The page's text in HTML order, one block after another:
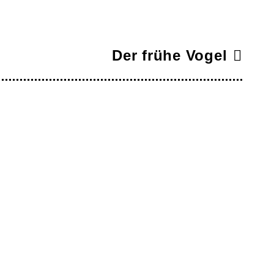
Der frühe Vogel